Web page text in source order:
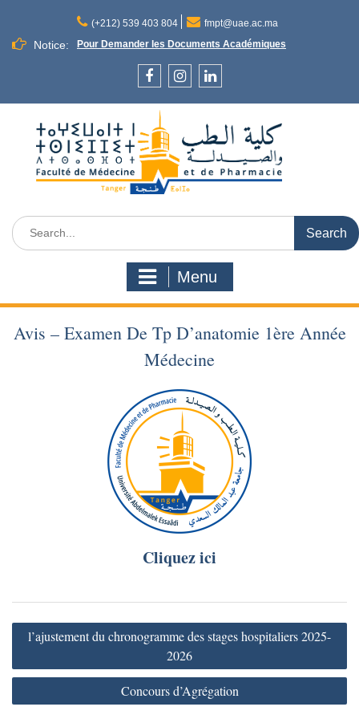
content
(+212) 539 403 804 fmpt@uae.ac.ma
Notice: Pour Demander les Documents Académiques
Search
for:
Menu
Avis – Examen De Tp D’anatomie 1ère Année
Médecine
Cliquez ici
Navigation
l’article
l’ajustement du chronogramme des stages hospitaliers 2025-
2026
Concours d’Agrégation